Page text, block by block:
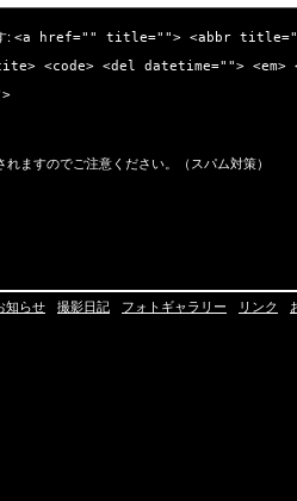
: <a href="" title=""> <abbr
<code> <del datetime="">
ますのでご注意ください。（スパム対策）
知らせ 撮影日記 フォトギャラリー リンク